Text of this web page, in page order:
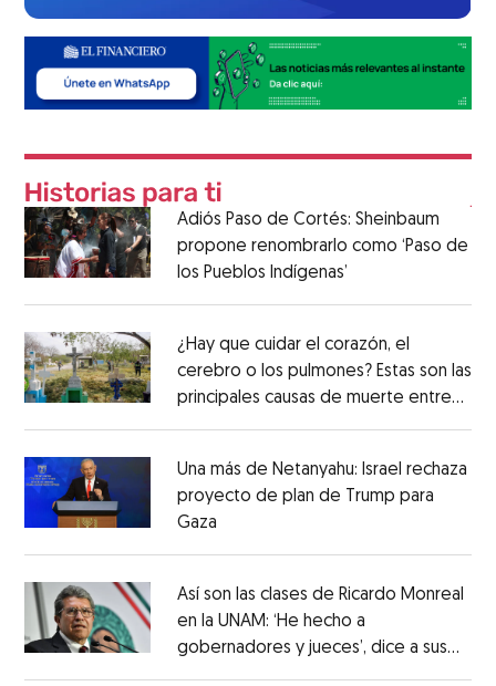
Adiós Paso de Cortés: Sheinbaum
propone renombrarlo como ‘Paso de
los Pueblos Indígenas’
¿Hay que cuidar el corazón, el
cerebro o los pulmones? Estas son las
principales causas de muerte entre
los mexicanos
Una más de Netanyahu: Israel rechaza
proyecto de plan de Trump para
Gaza
Así son las clases de Ricardo Monreal
en la UNAM: ‘He hecho a
gobernadores y jueces’, dice a sus
alumnos